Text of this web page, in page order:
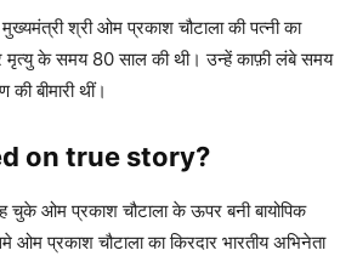
मुख्यमंत्री श्री ओम प्रकाश चौटाला की पत्नी का
मृत्यु के समय 80 साल की थी। उन्हें काफ़ी लंबे समय
बीमारी थीं।
on true story?
चुके ओम प्रकाश चौटाला के ऊपर बनी बायोपिक
ओम प्रकाश चौटाला का किरदार भारतीय अभिनेता